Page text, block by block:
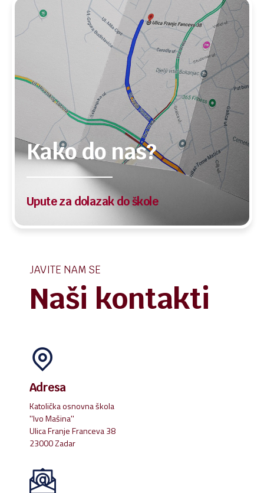
Kako do nas?
Upute za dolazak do škole
JAVITE NAM SE
Naši kontakti
Adresa
Katolička osnovna škola
''Ivo Mašina''
Ulica Franje Franceva 38
23000 Zadar